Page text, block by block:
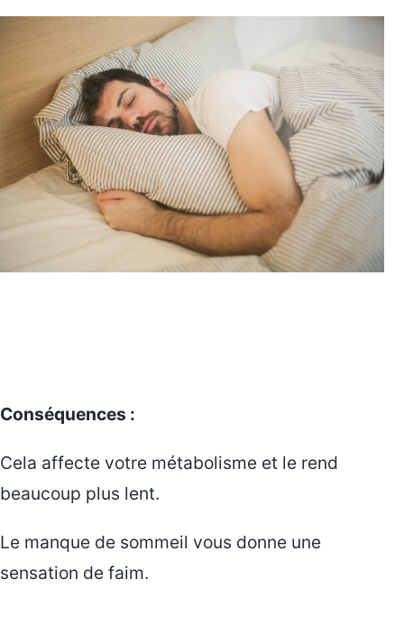
Conséquences :
Cela affecte votre métabolisme et le rend
beaucoup plus lent.
Le manque de sommeil vous donne une
sensation de faim.